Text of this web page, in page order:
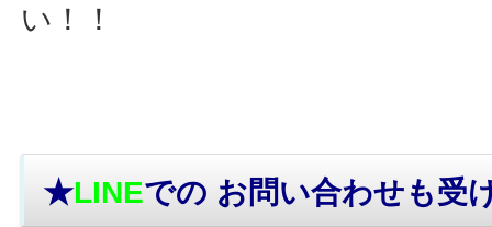
い！！
★LINEでの お問い合わせも受